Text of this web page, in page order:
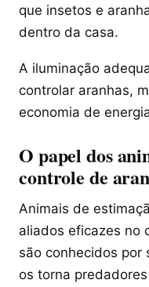
que insetos e
dentro da casa.
A iluminação
controlar aranhas,
economia de
O papel dos
controle de
Animais de
aliados eficazes no
são conhecidos por
os torna